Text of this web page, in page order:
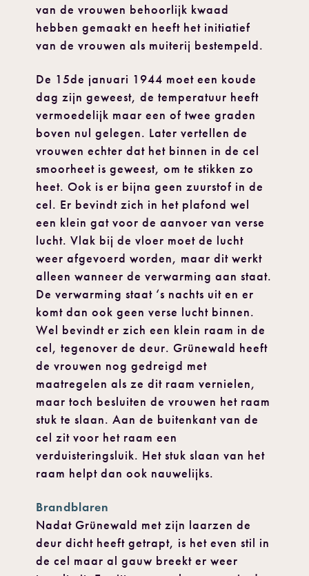
van de vrouwen behoorlijk kwaad
hebben gemaakt en heeft het initiatief
van de vrouwen als muiterij bestempeld.
De 15de januari 1944 moet een koude
dag zijn geweest, de temperatuur heeft
vermoedelijk maar een of twee graden
boven nul gelegen. Later vertellen de
vrouwen echter dat het binnen in de cel
smoorheet is geweest, om te stikken zo
heet. Ook is er bijna geen zuurstof in de
cel. Er bevindt zich in het plafond wel
een klein gat voor de aanvoer van verse
lucht. Vlak bij de vloer moet de lucht
weer afgevoerd worden, maar dit werkt
alleen wanneer de verwarming aan staat.
De verwarming staat ‘s nachts uit en er
komt dan ook geen verse lucht binnen.
Wel bevindt er zich een klein raam in de
cel, tegenover de deur. Grünewald heeft
de vrouwen nog gedreigd met
maatregelen als ze dit raam vernielen,
maar toch besluiten de vrouwen het raam
stuk te slaan. Aan de buitenkant van de
cel zit voor het raam een
verduisteringsluik. Het stuk slaan van het
raam helpt dan ook nauwelijks.
Brandblaren
Nadat Grünewald met zijn laarzen de
deur dicht heeft getrapt, is het even stil in
de cel maar al gauw breekt er weer